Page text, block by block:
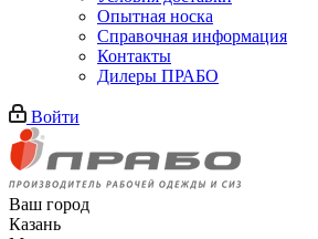
Опытная носка
Справочная информация
Контакты
Дилеры ПРАБО
Войти
Ваш город
Казань